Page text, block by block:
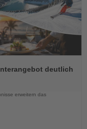
deutlich
erweitern das